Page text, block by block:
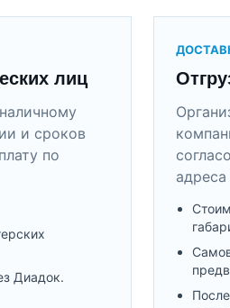
лиц
и сроков
по
Диадок.
адреса